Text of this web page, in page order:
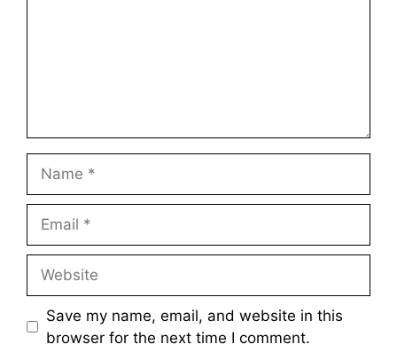
Save my name, email, and website in this
browser for the next time I comment.